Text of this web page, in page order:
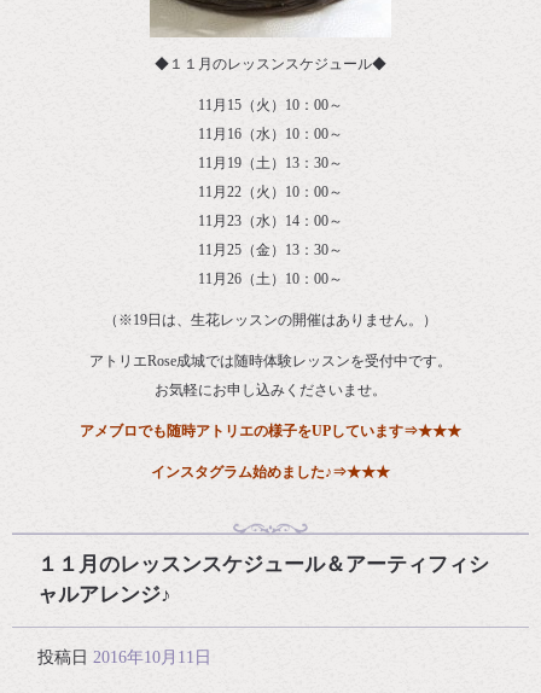
◆１１月のレッスンスケジュール◆
11月15（火）10：00～
11月16（水）10：00～
11月19（土）13：30～
11月22（火）10：00～
11月23（水）14：00～
11月25（金）13：30～
11月26（土）10：00～
（※19日は、生花レッスンの開催はありません。）
アトリエRose成城では随時体験レッスンを受付中です。
お気軽にお申し込みくださいませ。
アメブロでも随時アトリエの様子をUPしています⇒★★★
インスタグラム始めました♪⇒★★★
１１月のレッスンスケジュール＆アーティフィシ
ャルアレンジ♪
投稿日 2016年10月11日